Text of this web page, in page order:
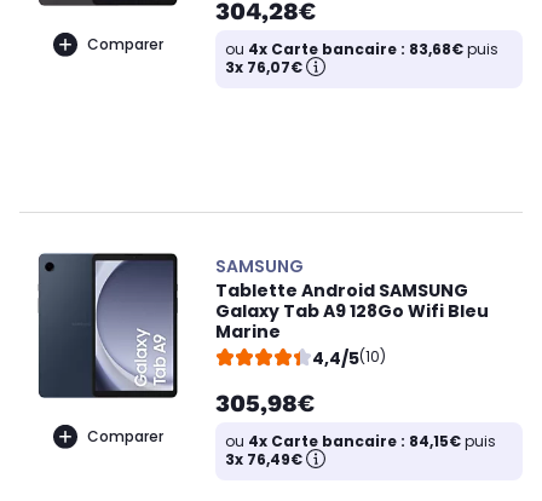
Comparer
304,28€
ou 4x Carte bancaire : 83,68€puis
3x 76,07€
Comparer
SAMSUNG
Tablette Android SAMSUNG
Galaxy Tab A9 128Go Wifi Bleu
Marine
4,4/5(10)
305,98€
ou 4x Carte bancaire : 84,15€puis
3x 76,49€